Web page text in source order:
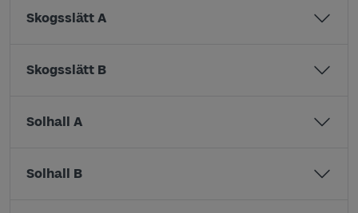
Skogsslätt A
Skogsslätt B
Solhall A
Solhall B